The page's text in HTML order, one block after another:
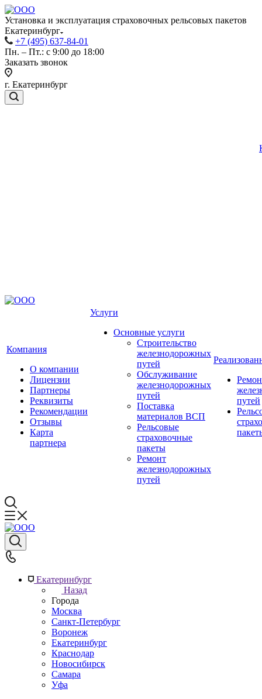
Установка и эксплуатация страховочных рельсовых пакетов
Екатеринбург
+7 (495) 637-84-01
Пн. – Пт.: с 9:00 до 18:00
Заказать звонок
г. Екатеринбург
Компания
О компании
Лицензии
Партнеры
Реквизиты
Рекомендации
Отзывы
Карта
партнера
Услуги
Основные услуги
Строительство
железнодорожных
путей
Обслуживание
железнодорожных
путей
Поставка
материалов ВСП
Рельсовые
страховочные
пакеты
Ремонт
железнодорожных
путей
путей
Екатеринбург
Назад
Города
Москва
Санкт-Петербург
Воронеж
Екатеринбург
Краснодар
Новосибирск
Самара
Уфа